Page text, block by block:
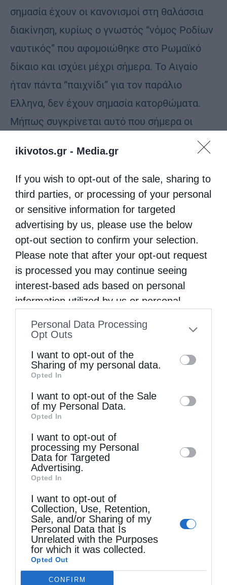
ikivotos.gr - Media.gr
If you wish to opt-out of the sale, sharing to
third parties, or processing of your personal
or sensitive information for targeted
advertising by us, please use the below
opt-out section to confirm your selection.
Please note that after your opt-out request
is processed you may continue seeing
interest-based ads based on personal
information utilized by us or personal
to your opt-out. You may separately opt-out
information by third parties on the IAB’s list
of downstream participants. This
information may also be disclosed by us to
third parties on theIAB’s List of
Downstream Participants
disclose it to other third parties.
Personal Data Processing
Opt Outs
I want to opt-out of the
Sharing of my personal data.
Opted In
I want to opt-out of the Sale
of my Personal Data.
Opted In
I want to opt-out of
processing my Personal
Data for Targeted
Advertising.
Opted In
I want to opt-out of
Collection, Use, Retention,
Sale, and/or Sharing of my
Personal Data that Is
Unrelated with the Purposes
for which it was collected.
Opted Out
CONFIRM
σημασία έχουν οι κανονισμοί στη θαλάσσια
διακίνηση, κυρίως ο γνωστός “νόμος Ροδίων
ναυτικός” που αφομοιώθηκε στο Ρωμαϊκό
δίκαιο και ισχύει μέχρι σήμερα. Το Αιγαίο
ήταν πάντα “παιχνίδι” για τον παράλιο
Eλληνα, δεν έχουν σημασία κατορθώματα.
Μήπως συγκρίνεται αυτό που σήμερα οι
συγκρότησαν τον μεγαλύτερο εμπορικό
στόλο στην Ιστορία; Αρχισαν
πλατσουρίζοντας και κολυμπώντας στην
ακτή, σαν αυλή στο σπίτι τους…
Με τα φετινά γεγονότα κορυφώθηκε μία
δεκαετία τρομακτικής ύφεσης, που δεν μας
άφησε να θυμηθούμε τα 2.500 χρόνια από τη
Σαλαμίνα. Πιθανόν οι Τούρκοι εκ
προγράμματος το τράβηξαν μήνες το
παιχνίδι τους, θέλοντας να εξαφανίσουν
κάθε σκέψη για εορτασμό τον Σεπτέμβριο, να
μην πάρουμε ανάσα.
Αλλα ο Θεός κελεύει. Μας ώθησαν να
ερευνήσουμε την έμφυτη ναυτοσύνη μας. Το
πέτυχαν κι αυτό, να μάθουν για τα καλά τι θα
πει θαλάσσιος ελιγμός πρύμνης ελληνικού
πολεμικού πλοίου, πρόσω ολοταχώς και
νέου στόλου της “Γαλάζιας Πατρίδας”. Δεν
χρειάζεται εδώ να προσάψω το «Μάλτα
Γιοκ», είναι φτηνό πια, αλλά πότε οι
Οθωμανοί είχαν δικούς τους ναυτικούς;
Εξωμότες θαλασσινούς χρησιμοποιούσαν. Ας